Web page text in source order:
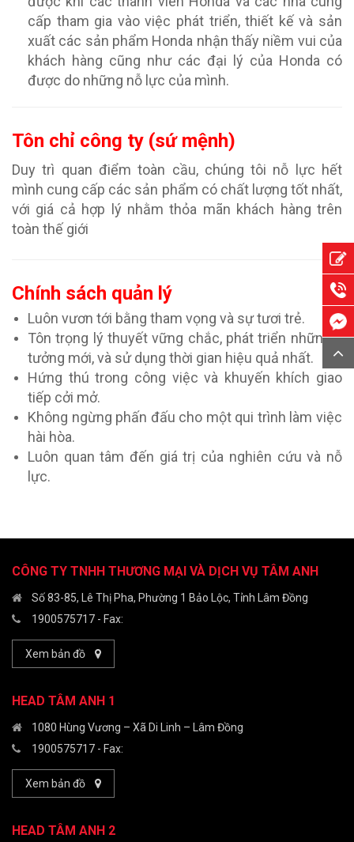
cấp tham gia vào việc phát triển, thiết kế và sản
xuất các sản phẩm Honda nhận thấy niềm vui của
khách hàng cũng như các đại lý của Honda có
được do những nỗ lực của mình.
Tôn chỉ công ty (sứ mệnh)
Duy trì quan điểm toàn cầu, chúng tôi nỗ lực hết
mình cung cấp các sản phẩm có chất lượng tốt nhất,
với giá cả hợp lý nhằm thỏa mãn khách hàng trên
toàn thế giới
Chính sách quản lý
Luôn vươn tới bằng tham vọng và sự tươi trẻ.
Tôn trọng lý thuyết vững chắc, phát triển những ý
tưởng mới, và sử dụng thời gian hiệu quả nhất.
Hứng thú trong công việc và khuyến khích giao
tiếp cởi mở.
Không ngừng phấn đấu cho một qui trình làm việc
hài hòa.
Luôn quan tâm đến giá trị của nghiên cứu và nỗ
lực.
CÔNG TY TNHH THƯƠNG MẠI VÀ DỊCH VỤ TÂM ANH
Số 83-85, Lê Thị Pha, Phường 1 Bảo Lộc, Tỉnh Lâm Đồng
1900575717 - Fax:
Xem bản đồ
HEAD TÂM ANH 1
1080 Hùng Vương – Xã Di Linh – Lâm Đồng
1900575717 - Fax:
Xem bản đồ
HEAD TÂM ANH 2